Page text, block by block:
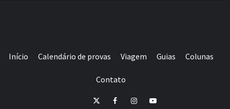
Início Calendário de provas Viagem Guias Colunas
Contato
TwitterFacebookInstagramYoutube